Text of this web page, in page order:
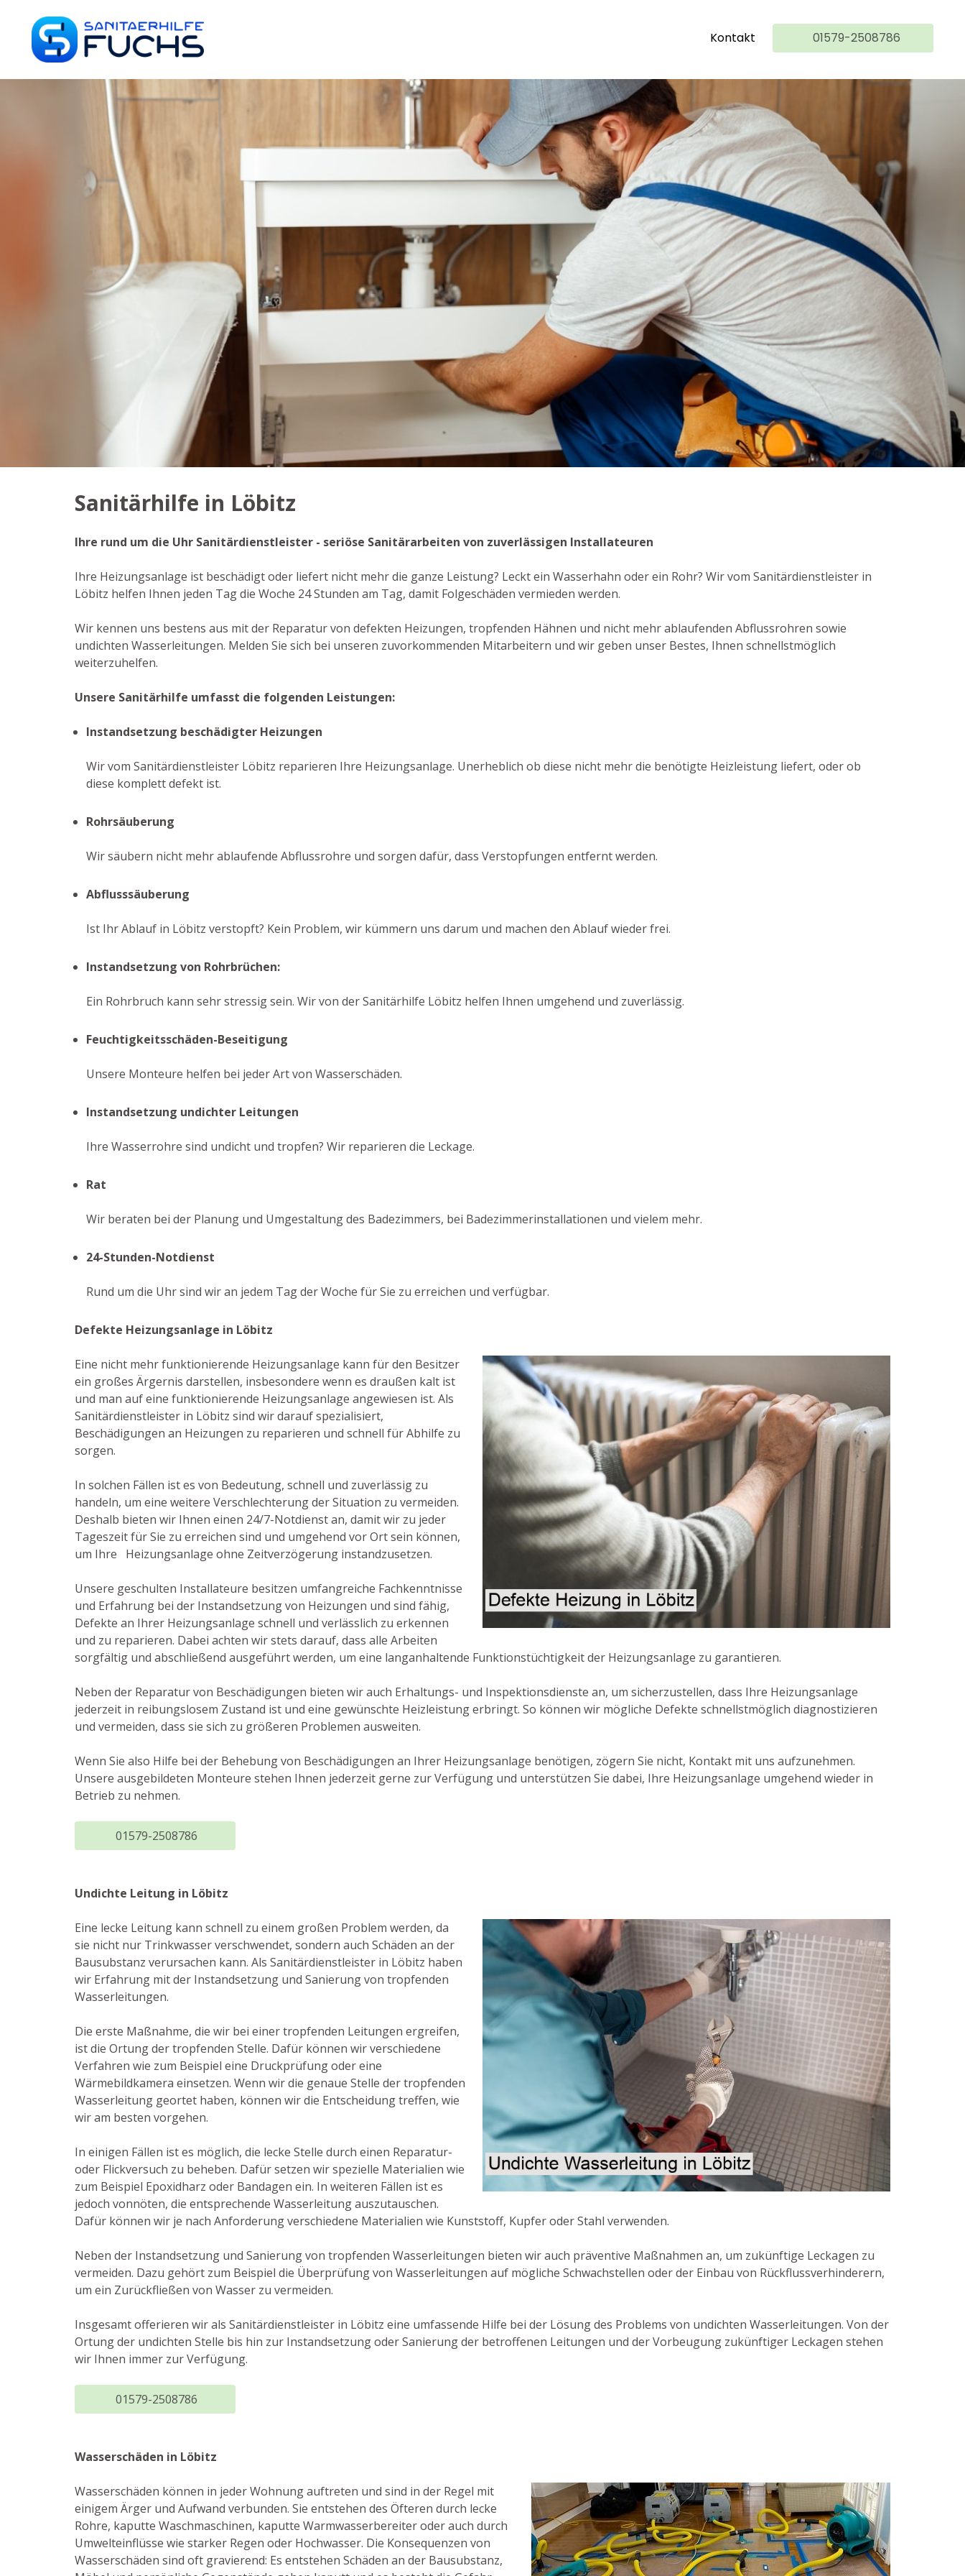
Kontakt 01579-2508786
Sanitärhilfe in Löbitz
Ihre rund um die Uhr Sanitärdienstleister - seriöse Sanitärarbeiten von zuverlässigen Installateuren
Ihre Heizungsanlage ist beschädigt oder liefert nicht mehr die ganze Leistung? Leckt ein Wasserhahn oder ein Rohr? Wir vom Sanitärdienstleister in
Löbitz helfen Ihnen jeden Tag die Woche 24 Stunden am Tag, damit Folgeschäden vermieden werden.
Wir kennen uns bestens aus mit der Reparatur von defekten Heizungen, tropfenden Hähnen und nicht mehr ablaufenden Abflussrohren sowie
undichten Wasserleitungen. Melden Sie sich bei unseren zuvorkommenden Mitarbeitern und wir geben unser Bestes, Ihnen schnellstmöglich
weiterzuhelfen.
Unsere Sanitärhilfe umfasst die folgenden Leistungen:
Instandsetzung beschädigter Heizungen
Wir vom Sanitärdienstleister Löbitz reparieren Ihre Heizungsanlage. Unerheblich ob diese nicht mehr die benötigte Heizleistung liefert, oder ob
diese komplett defekt ist.
Rohrsäuberung
Wir säubern nicht mehr ablaufende Abflussrohre und sorgen dafür, dass Verstopfungen entfernt werden.
Abflusssäuberung
Ist Ihr Ablauf in Löbitz verstopft? Kein Problem, wir kümmern uns darum und machen den Ablauf wieder frei.
Instandsetzung von Rohrbrüchen:
Ein Rohrbruch kann sehr stressig sein. Wir von der Sanitärhilfe Löbitz helfen Ihnen umgehend und zuverlässig.
Feuchtigkeitsschäden-Beseitigung
Unsere Monteure helfen bei jeder Art von Wasserschäden.
Instandsetzung undichter Leitungen
Ihre Wasserrohre sind undicht und tropfen? Wir reparieren die Leckage.
Rat
Wir beraten bei der Planung und Umgestaltung des Badezimmers, bei Badezimmerinstallationen und vielem mehr.
24-Stunden-Notdienst
Rund um die Uhr sind wir an jedem Tag der Woche für Sie zu erreichen und verfügbar.
Defekte Heizungsanlage in Löbitz
Eine nicht mehr funktionierende Heizungsanlage kann für den Besitzer
ein großes Ärgernis darstellen, insbesondere wenn es draußen kalt ist
und man auf eine funktionierende Heizungsanlage angewiesen ist. Als
Sanitärdienstleister in Löbitz sind wir darauf spezialisiert,
Beschädigungen an Heizungen zu reparieren und schnell für Abhilfe zu
sorgen.
In solchen Fällen ist es von Bedeutung, schnell und zuverlässig zu
handeln, um eine weitere Verschlechterung der Situation zu vermeiden.
Deshalb bieten wir Ihnen einen 24/7-Notdienst an, damit wir zu jeder
Tageszeit für Sie zu erreichen sind und umgehend vor Ort sein können,
um Ihre Heizungsanlage ohne Zeitverzögerung instandzusetzen.
Unsere geschulten Installateure besitzen umfangreiche Fachkenntnisse
und Erfahrung bei der Instandsetzung von Heizungen und sind fähig,
Defekte an Ihrer Heizungsanlage schnell und verlässlich zu erkennen
und zu reparieren. Dabei achten wir stets darauf, dass alle Arbeiten
sorgfältig und abschließend ausgeführt werden, um eine langanhaltende Funktionstüchtigkeit der Heizungsanlage zu garantieren.
Neben der Reparatur von Beschädigungen bieten wir auch Erhaltungs- und Inspektionsdienste an, um sicherzustellen, dass Ihre Heizungsanlage
jederzeit in reibungslosem Zustand ist und eine gewünschte Heizleistung erbringt. So können wir mögliche Defekte schnellstmöglich diagnostizieren
und vermeiden, dass sie sich zu größeren Problemen ausweiten.
Wenn Sie also Hilfe bei der Behebung von Beschädigungen an Ihrer Heizungsanlage benötigen, zögern Sie nicht, Kontakt mit uns aufzunehmen.
Unsere ausgebildeten Monteure stehen Ihnen jederzeit gerne zur Verfügung und unterstützen Sie dabei, Ihre Heizungsanlage umgehend wieder in
Betrieb zu nehmen.
01579-2508786
Undichte Leitung in Löbitz
Eine lecke Leitung kann schnell zu einem großen Problem werden, da
sie nicht nur Trinkwasser verschwendet, sondern auch Schäden an der
Bausubstanz verursachen kann. Als Sanitärdienstleister in Löbitz haben
wir Erfahrung mit der Instandsetzung und Sanierung von tropfenden
Wasserleitungen.
Die erste Maßnahme, die wir bei einer tropfenden Leitungen ergreifen,
ist die Ortung der tropfenden Stelle. Dafür können wir verschiedene
Verfahren wie zum Beispiel eine Druckprüfung oder eine
Wärmebildkamera einsetzen. Wenn wir die genaue Stelle der tropfenden
Wasserleitung geortet haben, können wir die Entscheidung treffen, wie
wir am besten vorgehen.
In einigen Fällen ist es möglich, die lecke Stelle durch einen Reparatur-
oder Flickversuch zu beheben. Dafür setzen wir spezielle Materialien wie
zum Beispiel Epoxidharz oder Bandagen ein. In weiteren Fällen ist es
jedoch vonnöten, die entsprechende Wasserleitung auszutauschen.
Dafür können wir je nach Anforderung verschiedene Materialien wie Kunststoff, Kupfer oder Stahl verwenden.
Neben der Instandsetzung und Sanierung von tropfenden Wasserleitungen bieten wir auch präventive Maßnahmen an, um zukünftige Leckagen zu
vermeiden. Dazu gehört zum Beispiel die Überprüfung von Wasserleitungen auf mögliche Schwachstellen oder der Einbau von Rückflussverhinderern,
um ein Zurückfließen von Wasser zu vermeiden.
Insgesamt offerieren wir als Sanitärdienstleister in Löbitz eine umfassende Hilfe bei der Lösung des Problems von undichten Wasserleitungen. Von der
Ortung der undichten Stelle bis hin zur Instandsetzung oder Sanierung der betroffenen Leitungen und der Vorbeugung zukünftiger Leckagen stehen
wir Ihnen immer zur Verfügung.
01579-2508786
Wasserschäden in Löbitz
Wasserschäden können in jeder Wohnung auftreten und sind in der Regel mit
einigem Ärger und Aufwand verbunden. Sie entstehen des Öfteren durch lecke
Rohre, kaputte Waschmaschinen, kaputte Warmwasserbereiter oder auch durch
Umwelteinflüsse wie starker Regen oder Hochwasser. Die Konsequenzen von
Wasserschäden sind oft gravierend: Es entstehen Schäden an der Bausubstanz,